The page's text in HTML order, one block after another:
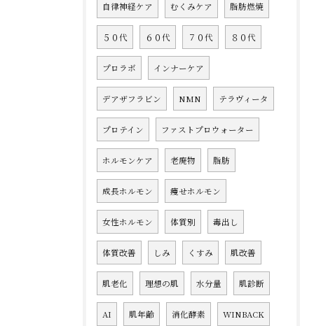
自律神経ケア むくみケア 脂肪燃焼
５０代 ６０代 ７０代 ８０代
プロラボ インナーケア
デアザフラビン NMN テラヴィータ
プロテイン ファストプロウォーター
ホルモンケア 老廃物 脂肪
成長ホルモン 痩せホルモン
女性ホルモン 体質別 毒出し
体質改善 しみ くすみ 肌改善
肌老化 理想の肌 水分量 肌診断
AI 肌年齢 消化酵素 WINBACK